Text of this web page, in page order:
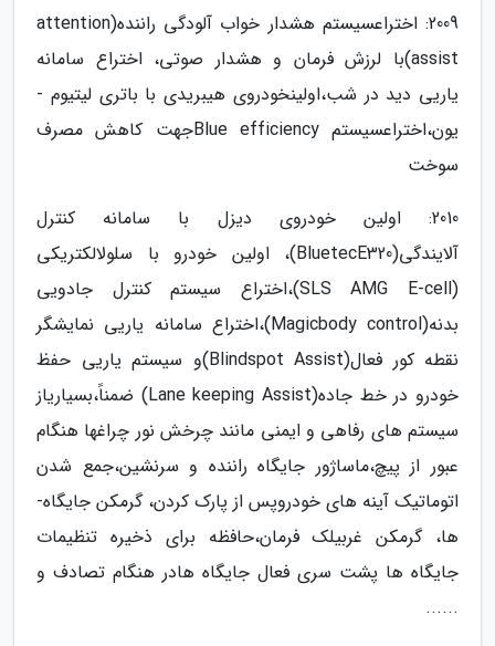
2009: اختراعسیستم هشدار خواب ­آلودگی راننده(attention
assist)با لرزش فرمان و هشدار صوتی، اختراع سامانه
یاریی دید در شب،اولینخودروی هیبریدی با باتری لیتیوم -
یون،اختراعسیستم Blue efficiencyجهت کاهش مصرف
سوخت
2010: اولین خودروی دیزل با سامانه کنترل
آلایندگی(BluetecE320)، اولین خودرو با سلولالکتریکی
(SLS AMG E-cell)،اختراع سیستم کنترل جادویی
بدنه(Magicbody control)،اختراع سامانه یاریی نمایشگر
نقطه کور فعال(Blindspot Assist)و سیستم یاریی حفظ
خودرو در خط جاده(Lane keeping Assist) ضمناً،بسیاریاز
سیستم های رفاهی و ایمنی مانند چرخش نور چراغ­ها هنگام
عبور از پیچ،ماساژور جایگاه راننده و سرنشین،جمع شدن
اتوماتیک آینه­ های خودروپس از پارک کردن، گرمکن جایگاه­
ها، گرمکن غربیلک فرمان،حافظه برای ذخیره تنظیمات
جایگاه­ ها پشت سری فعال جایگاه هادر هنگام تصادف و
......